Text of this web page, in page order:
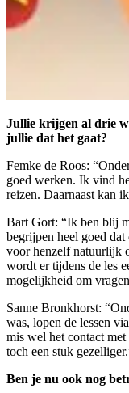
Jullie krijgen al drie
jullie dat het gaat?
Femke de Roos:
goed werken. Ik vind
reizen. Daarnaast kan
Bart Gort: “Ik ben blij
begrijpen heel goed
voor henzelf natuurlijk
wordt er tijdens de les
mogelijkheid om
Sanne Bronkhorst:
was, lopen de lessen
mis wel het contact
toch een stuk
Ben je nu ook nog